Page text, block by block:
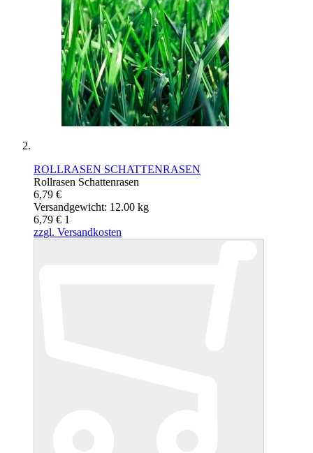
ROLLRASEN SCHATTENRASEN
Rollrasen Schattenrasen
6,79 €
Versandgewicht: 12.00 kg
6,79 € 1
zzgl. Versandkosten